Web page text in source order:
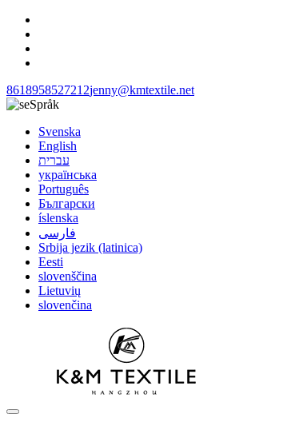
8618958527212jenny@kmtextile.net
Språk
Svenska
English
עברית
українська
Português
Български
íslenska
فارسی
Srbija jezik (latinica)
Eesti
slovenščina
Lietuvių
slovenčina